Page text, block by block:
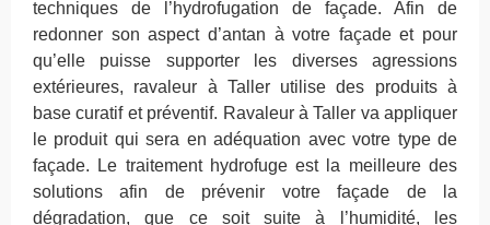
techniques de l’hydrofugation de façade. Afin de
redonner son aspect d’antan à votre façade et pour
qu’elle puisse supporter les diverses agressions
extérieures, ravaleur à Taller utilise des produits à
base curatif et préventif. Ravaleur à Taller va appliquer
le produit qui sera en adéquation avec votre type de
façade. Le traitement hydrofuge est la meilleure des
solutions afin de prévenir votre façade de la
dégradation, que ce soit suite à l’humidité, les